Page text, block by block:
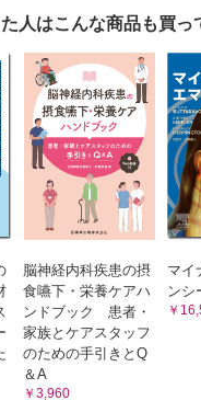
1 パーキ
2 パーキ
3 薬剤性
4 評価
索 引
対策
導の実際
医
機能評価
対する外科的治療
ン病における嚥下障害（歯
による大腿骨近位部骨折
りの併発で転倒リスクが
ン病の排尿障害
動膀胱症状を認めた患者
人はこんな商品も買っ
脳神経内科疾患の摂
食嚥下・栄養ケアハ
ンドブック 患者・
家族とケアスタッフ
のための手引きとQ
＆A
￥3,960
マイ
ンシ
￥